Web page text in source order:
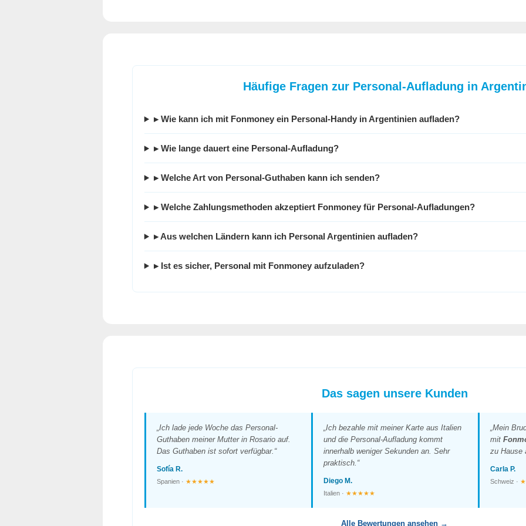
Häufige Fragen zur Personal-Aufladung in
▸ Wie kann ich mit Fonmoneyein Personal-Handy in Argentinien aufladen?
▸ Wie lange dauert eine Personal-Aufladung?
▸ Welche Art von Personal-Guthaben kann ich senden?
▸ Welche Zahlungsmethoden akzeptiert Fonmoneyfür Personal-Aufladungen?
▸ Aus welchen Ländern kann ich Personal Argentinien aufladen?
▸ Ist es sicher, Personal mit Fonmoneyaufzuladen?
Das sagen unsere Kunden
„Ich lade jede Woche das Personal-
Guthaben meiner Mutter in Rosario auf.
Das Guthaben ist sofort verfügbar.“
Sofía R.
Spanien · ★★★★★
„Ich bezahle mit meiner Karte aus Italien
und die Personal-Aufladung kommt
innerhalb weniger Sekunden an. Sehr
praktisch.“
Diego M.
Italien · ★★★★★
„Mein
mit
zu Hause
Carla P.
Schweiz ·
Alle Bewertungen ansehen →